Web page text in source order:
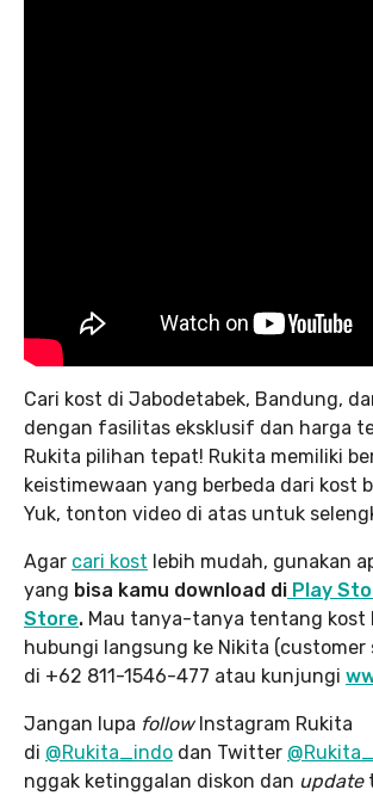
Cari kost di Jabodetabek, Bandung,
dengan fasilitas eksklusif dan harga
Rukita pilihan tepat! Rukita memiliki
keistimewaan yang berbeda dari kost
Yuk, tonton video di atas untuk
Agar cari kost lebih mudah, gunakan
yang bisa kamu download di Play
Store. Mau tanya-tanya tentang kost
hubungi langsung ke Nikita (customer
di +62 811-1546-477 atau kunjungi
Jangan lupa followInstagram Rukita
di @Rukita_indo dan Twitter
nggak ketinggalan diskon dan update